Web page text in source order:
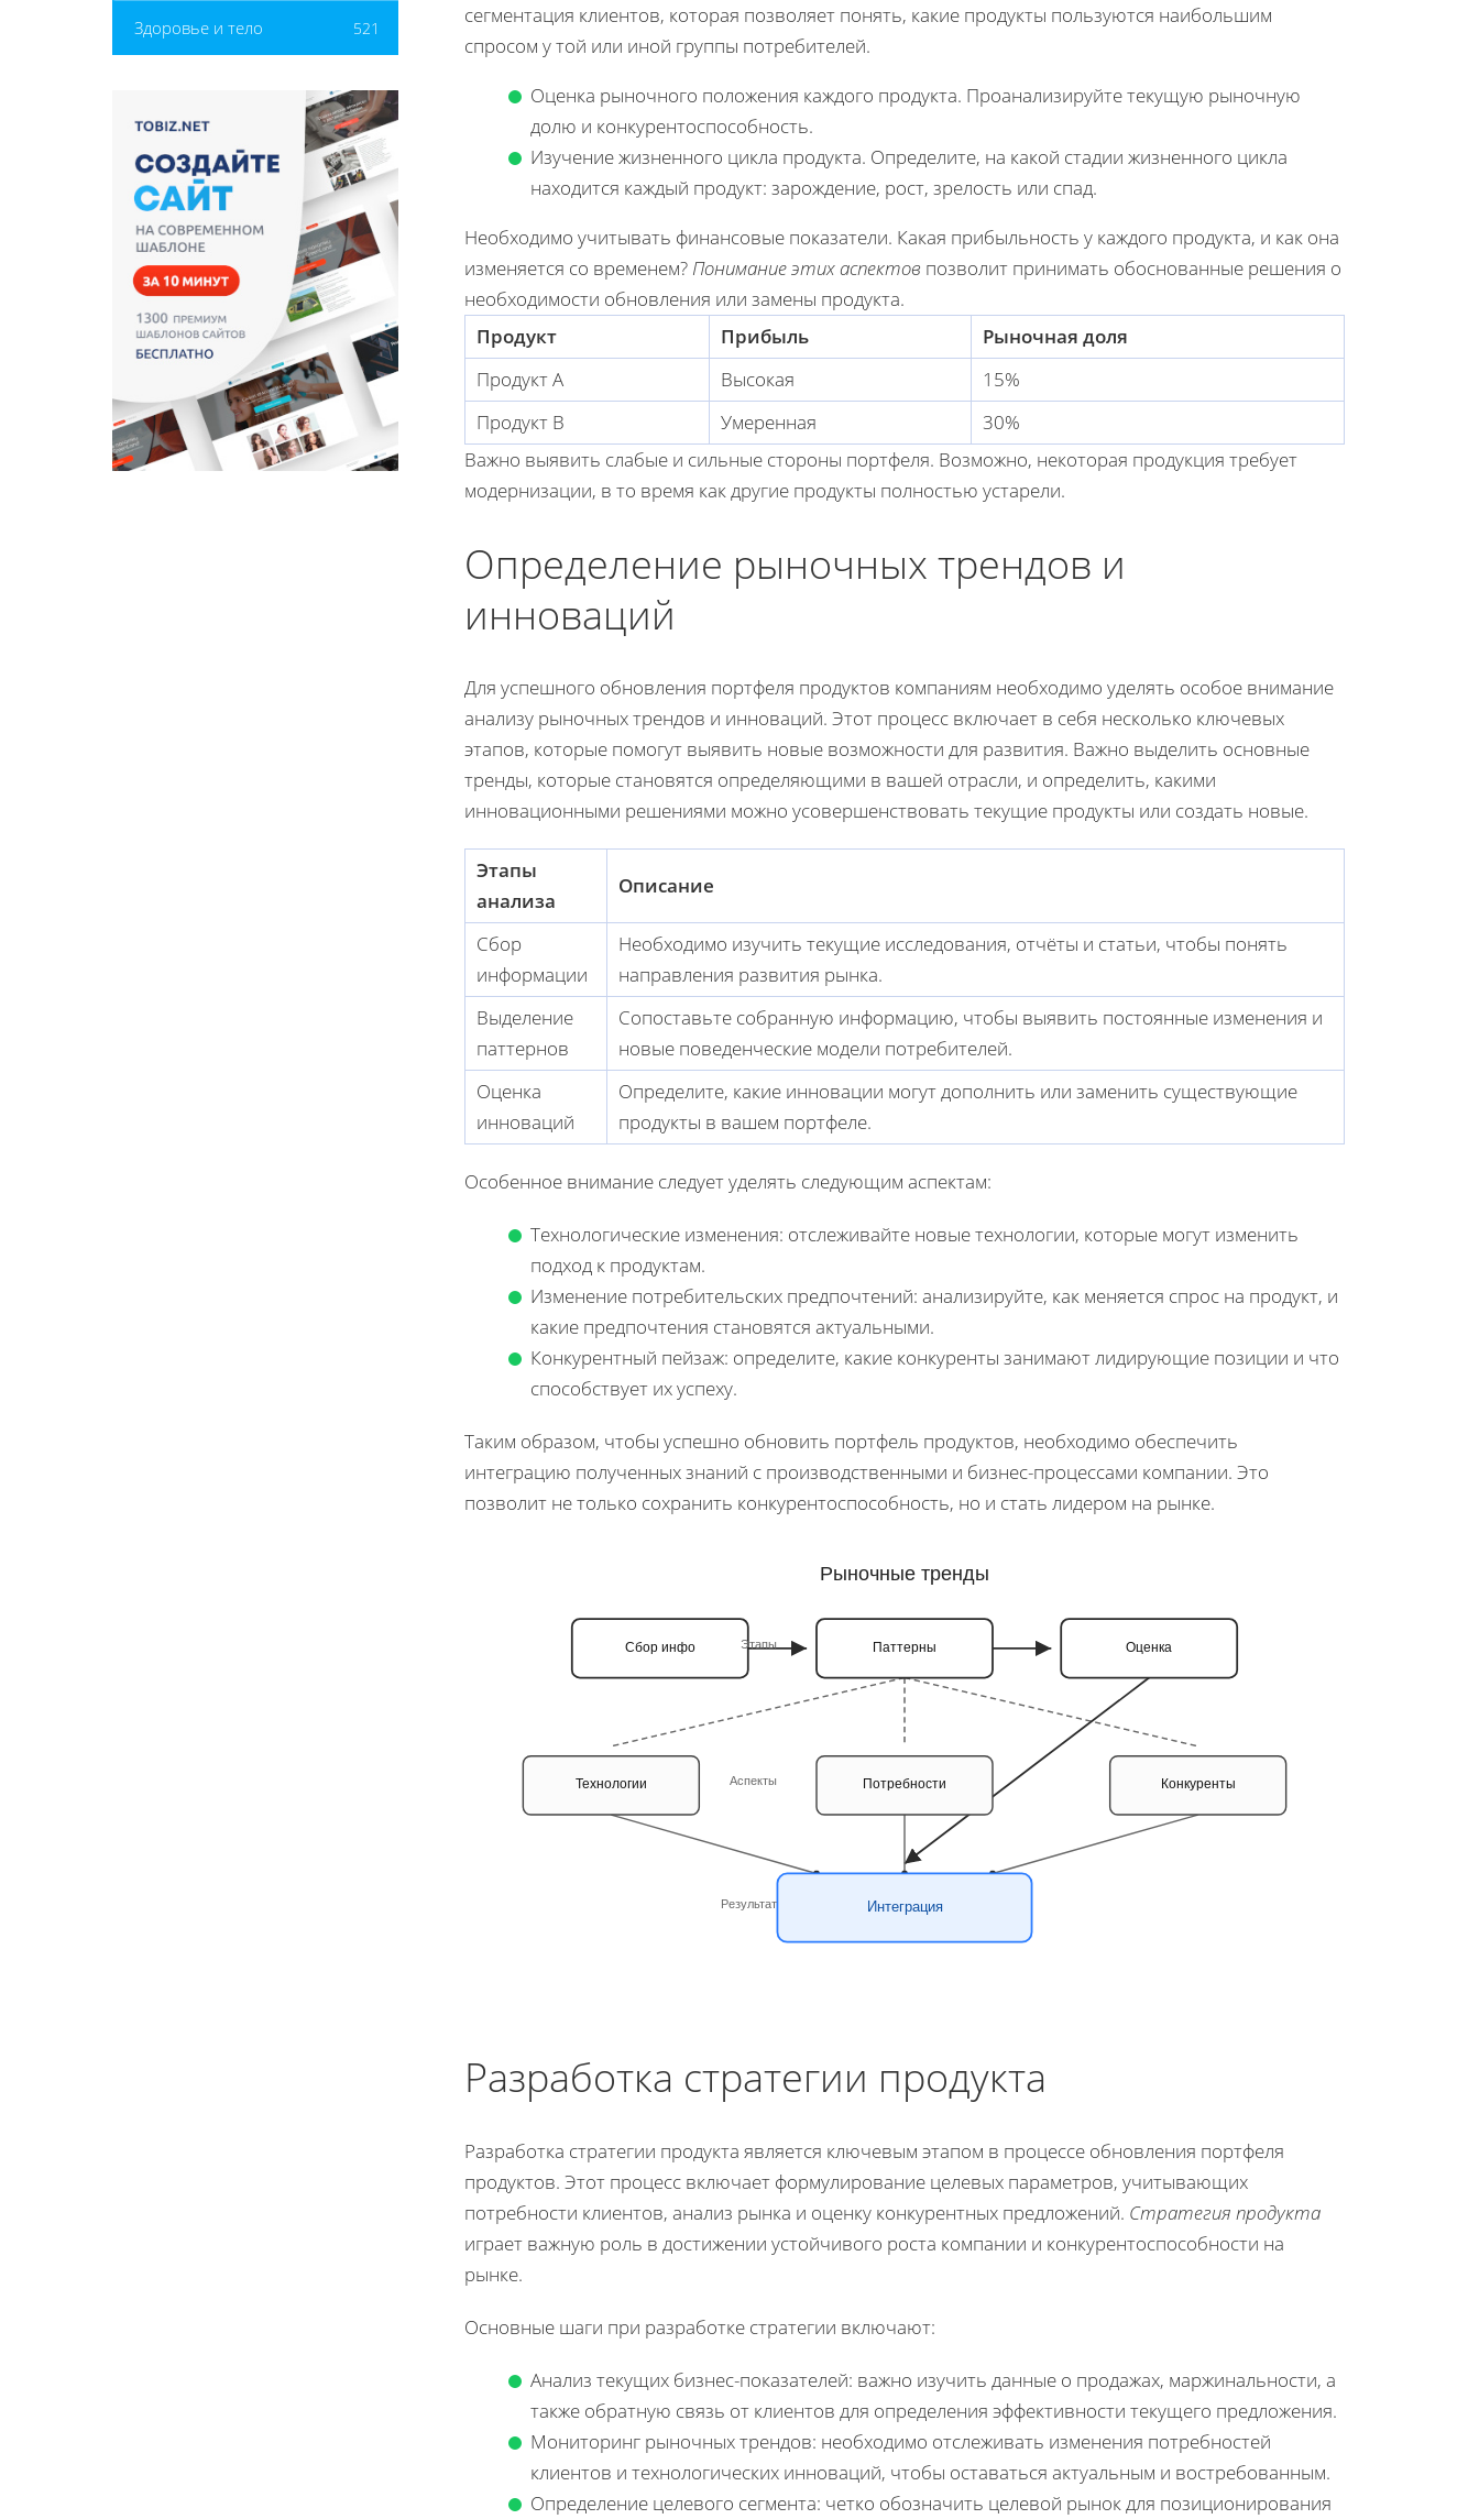
Здоровье и тело 521
сегментация клиентов, которая позволяет понять, какие продукты пользуются наибольшим
спросом у той или иной группы потребителей.
Оценка рыночного положения каждого продукта. Проанализируйте текущую рыночную
долю и конкурентоспособность.
Изучение жизненного цикла продукта. Определите, на какой стадии жизненного цикла
находится каждый продукт: зарождение, рост, зрелость или спад.
Необходимо учитывать финансовые показатели. Какая прибыльность у каждого продукта, и как она
изменяется со временем? Понимание этих аспектов позволит принимать обоснованные решения о
необходимости обновления или замены продукта.
Продукт
Прибыль
Рыночная доля
Продукт A
Высокая
15%
Продукт B
Умеренная
30%
Важно выявить слабые и сильные стороны портфеля. Возможно, некоторая продукция требует
модернизации, в то время как другие продукты полностью устарели.
Определение рыночных трендов и
инноваций
Для успешного обновления портфеля продуктов компаниям необходимо уделять особое внимание
анализу рыночных трендов и инноваций. Этот процесс включает в себя несколько ключевых
этапов, которые помогут выявить новые возможности для развития. Важно выделить основные
тренды, которые становятся определяющими в вашей отрасли, и определить, какими
инновационными решениями можно усовершенствовать текущие продукты или создать новые.
Этапы
анализа
Описание
Сбор
информации
Необходимо изучить текущие исследования, отчёты и статьи, чтобы понять
направления развития рынка.
Выделение
паттернов
Сопоставьте собранную информацию, чтобы выявить постоянные изменения и
новые поведенческие модели потребителей.
Оценка
инноваций
Определите, какие инновации могут дополнить или заменить существующие
продукты в вашем портфеле.
Особенное внимание следует уделять следующим аспектам:
Технологические изменения: отслеживайте новые технологии, которые могут изменить
подход к продуктам.
Изменение потребительских предпочтений: анализируйте, как меняется спрос на продукт, и
какие предпочтения становятcя актуальными.
Конкурентный пейзаж: определите, какие конкуренты занимают лидирующие позиции и что
способствует их успеху.
Таким образом, чтобы успешно обновить портфель продуктов, необходимо обеспечить
интеграцию полученных знаний с производственными и бизнес-процессами компании. Это
позволит не только сохранить конкурентоспособность, но и стать лидером на рынке.
Рыночные тренды
Сбор инфо Паттерны Оценка
Технологии Потребности Конкуренты
Интеграция
Этапы
Аспекты
Результат
Разработка стратегии продукта
Разработка стратегии продукта является ключевым этапом в процессе обновления портфеля
продуктов. Этот процесс включает формулирование целевых параметров, учитывающих
потребности клиентов, анализ рынка и оценку конкурентных предложений. Стратегия продукта
играет важную роль в достижении устойчивого роста компании и конкурентоспособности на
рынке.
Основные шаги при разработке стратегии включают:
Анализ текущих бизнес-показателей: важно изучить данные о продажах, маржинальности, а
также обратную связь от клиентов для определения эффективности текущего предложения.
Мониторинг рыночных трендов: необходимо отслеживать изменения потребностей
клиентов и технологических инноваций, чтобы оставаться актуальным и востребованным.
Определение целевого сегмента: четко обозначить целевой рынок для позиционирования